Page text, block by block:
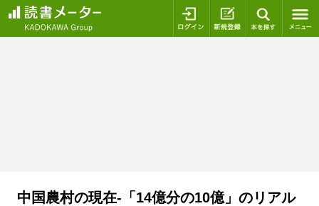
ログイン 新規登録
中国農村の現在-「14億分の10億」のリアル